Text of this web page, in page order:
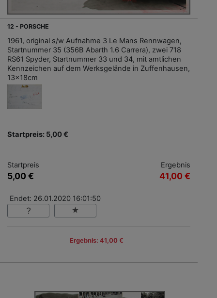
12 - PORSCHE
1961, original s/w Aufnahme 3 Le Mans Rennwagen,
Startnummer 35 (356B Abarth 1.6 Carrera), zwei 718
RS61 Spyder, Startnummer 33 und 34, mit amtlichen
Kennzeichen auf dem Werksgelände in Zuffenhausen,
13x18cm
Startpreis: 5,00 €
Startpreis
5,00 €
Ergebnis
41,00 €
Endet: 26.01.2020 16:01:50
Ergebnis: 41,00 €